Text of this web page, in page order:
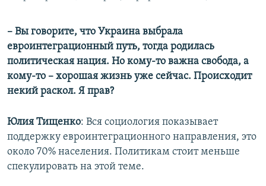
– Вы говорите, что Украина выбрала
евроинтеграционный путь, тогда родилась
политическая нация. Но кому-то важна свобода, а
кому-то – хорошая жизнь уже сейчас. Происходит
некий раскол. Я прав?
Юлия Тищенко: Вся социология показывает
поддержку евроинтеграционного направления, это
около 70% населения. Политикам стоит меньше
спекулировать на этой теме.